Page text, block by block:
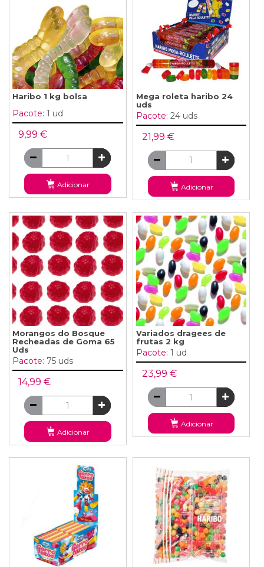
Haribo 1 kg bolsa
Pacote: 1 ud
9,99 €
Adicionar
Mega roleta haribo 24
uds
Pacote: 24 uds
21,99 €
Adicionar
Morangos do Bosque
Recheadas de Goma 65
Uds
Pacote: 75 uds
14,99 €
Adicionar
Variados dragees de
frutas 2 kg
Pacote: 1 ud
23,99 €
Adicionar